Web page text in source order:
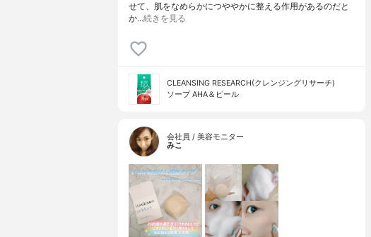
せて、肌をなめらかにつややかに整える作用があるのだと
か…続きを見る
CLEANSING RESEARCH(クレンジングリサーチ)
ソープ AHA＆ピール
会社員 / 美容モニター
みこ